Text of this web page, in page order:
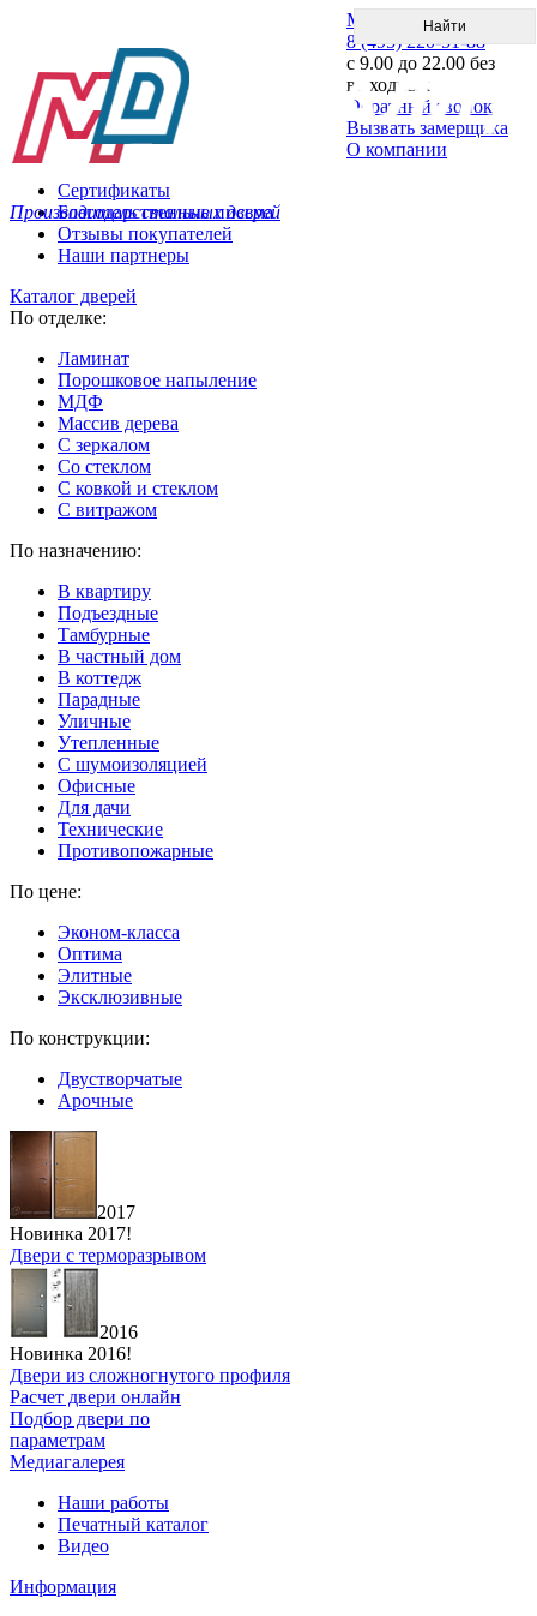
Производитель стальных дверей
Меню
8 (495) 220-51-88
с 9.00 до 22.00 без
выходных
Обратный звонок
Вызвать замерщика
О компании
Сертификаты
Благодарственные письма
Отзывы покупателей
Наши партнеры
Каталог дверей
По отделке:
Ламинат
Порошковое напыление
МДФ
Массив дерева
С зеркалом
Со стеклом
С ковкой и стеклом
С витражом
По назначению:
В квартиру
Подъездные
Тамбурные
В частный дом
В коттедж
Парадные
Уличные
Утепленные
C шумоизоляцией
Офисные
Для дачи
Технические
Противопожарные
По цене:
Эконом-класса
Оптима
Элитные
Эксклюзивные
По конструкции:
Двустворчатые
Арочные
2017
Новинка 2017!
Двери с терморазрывом
2016
Новинка 2016!
Двери из сложногнутого профиля
Расчет двери онлайн
Подбор двери по
параметрам
Медиагалерея
Наши работы
Печатный каталог
Видео
Информация